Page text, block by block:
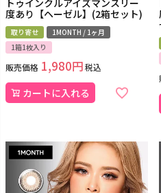
度あり【ヘーゼル】(2箱セット)
取り寄せ
1MONTH / 1ヶ月
1箱1枚入り
販売価格 1,980 税込
カートに入れる